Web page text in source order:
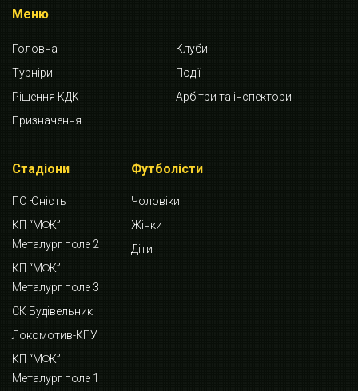
Меню
Головна
Клуби
Турніри
Події
Рішення КДК
Арбітри та інспектори
Призначення
Стадіони
ПС Юність
КП “МФК”
Металург поле 2
КП “МФК”
Металург поле 3
СК Будівельник
Локомотив-КПУ
КП “МФК”
Металург поле 1
Футболісти
Чоловіки
Жінки
Діти